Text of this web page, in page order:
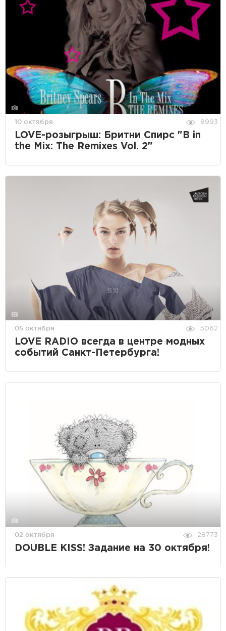
10 октября 8993
LOVE-розыгрыш: Бритни Спирс "B in
the Mix: The Remixes Vol. 2"
05 октября 5062
LOVE RADIO всегда в центре модных
событий Санкт-Петербурга!
02 октября 28773
DOUBLE KISS! Задание на 30 октября!